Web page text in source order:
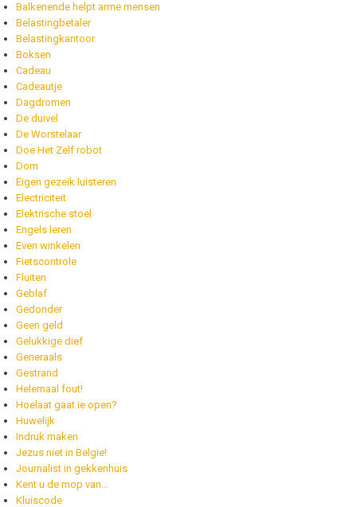
Balkenende helpt arme mensen
Belastingbetaler
Belastingkantoor
Boksen
Cadeau
Cadeautje
Dagdromen
De duivel
De Worstelaar
Doe Het Zelf robot
Dom
Eigen gezeik luisteren
Electriciteit
Elektrische stoel
Engels leren
Even winkelen
Fietscontrole
Fluiten
Geblaf
Gedonder
Geen geld
Gelukkige dief
Generaals
Gestrand
Helemaal fout!
Hoelaat gaat ie open?
Huwelijk
Indruk maken
Jezus niet in Belgie!
Journalist in gekkenhuis
Kent u de mop van...
Kluiscode